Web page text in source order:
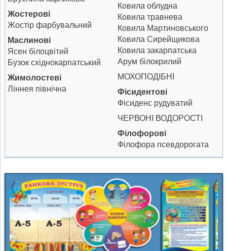
Жостерові
Жостір фарбувальний
Маслинові
Ясен білоцвітий
Бузок східнокарпатський
Жимолостеві
Ліннея північна
Ковила облудна
Ковила травнева
Ковила Мартиновського
Ковила Сирейщикова
Ковила закарпатська
Арум білокрилий
МОХОПОДІБНІ
Фісидентові
Фісиденс рудуватий
ЧЕРВОНІ ВОДОРОСТІ
Філофорові
Філофора псевдорогата